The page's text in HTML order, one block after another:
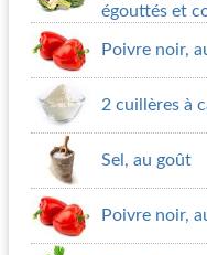
égouttés et
Poivre noir,
2 cuillères à
Sel, au goût
Poivre noir,